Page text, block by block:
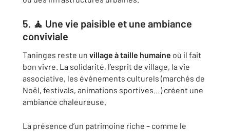
5. 🧘 Une vie paisible et une ambiance
conviviale
Taninges reste un village à taille humaine où il fait
bon vivre. La solidarité, l’esprit de village, la vie
associative, les événements culturels (marchés de
Noël, festivals, animations sportives…) créent une
ambiance chaleureuse.
La présence d’un patrimoine riche – comme le